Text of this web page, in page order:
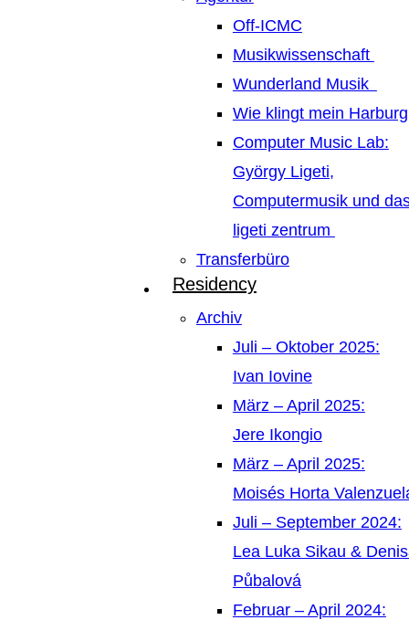
Off-ICMC
Musikwissenschaft
Wunderland Musik
Wie klingt mein Harburg
Computer Music Lab:
György Ligeti,
Computermusik und
ligeti zentrum
Transferbüro
Residency
Archiv
Juli – Oktober 2025:
Ivan Iovine
März – April 2025:
Jere Ikongio
März – April 2025:
Moisés Horta
Juli – September 2024:
Lea Luka Sikau &
Půbalová
Februar – April 2024: